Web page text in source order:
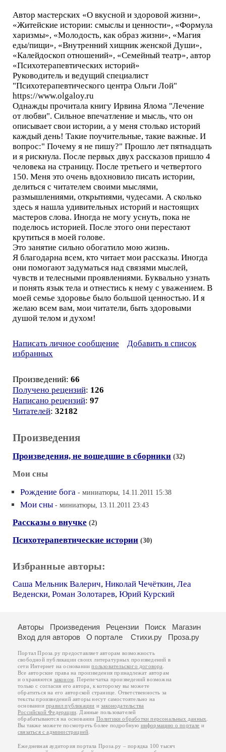
Автор мастерских «О вкусной и здоровой жизни»,
«Житейские истории: смыслы и ценности», «Формула
харизмы», «Молодость, как образ жизни», «Магия
еды/пищи», «Внутренний хищник женской Души»,
«Калейдоскоп отношений», «Семейный театр», автор
«Психотерапевтических историй»
Руководитель и ведущий специалист
"Психотерапевтического центра Ольги Лой"
https://www.olgaloy.ru
Однажды прочитала книгу Ирвина Ялома "Лечение
от любви". Сильное впечатление и мысль, что он
описывает свои истории, а у меня столько историй
каждый день! Такие поучительные, такие важные. И
вопрос:" Почему я не пишу?" Прошло лет пятнадцать
и я рискнула. После первых двух рассказов пришло 4
человека на страницу. После третьего и четвертого
150. Меня это очень вдохновило писать истории,
делиться с читателем своими мыслями,
размышлениями, открытиями, чудесами. А сколько
здесь я нашла удивительных историй и настоящих
мастеров слова. Иногда не могу уснуть, пока не
поделюсь историей. После этого они перестают
крутиться в моей голове.
Это занятие сильно обогатило мою жизнь.
Я благодарна всем, кто читает мои рассказы. Иногда
они помогают задуматься над связями мыслей,
чувств и телесными проявлениями. Буквально узнать
и понять язык тела и отнестись к нему с уважением. В
моей семье здоровье было большой ценностью. И я
желаю всем вам, мои читатели, быть здоровыми
душой телом и духом!
Написать личное сообщение
Добавить в список
избранных
Произведений: 66
Получено рецензий: 126
Написано рецензий: 97
Читателей: 32182
Произведения
Произведения, не вошедшие в сборники (32)
Мои сны
Рождение бога - миниатюры, 14.11.2011 15:38
Мои сны - миниатюры, 13.11.2011 23:43
Рассказы о внучке (2)
Психотерапевтические истории (30)
Избранные авторы:
Саша Мельник Валерич, Николай Чечёткин, Леа
Веденски, Роман Золотарев, Юрий Курский
Авторы Произведения Рецензии Поиск
Магазин
Вход для авторов
О портале Стихи.ру Проза.ру
Портал Проза.ру предоставляет авторам возможность
свободной публикации своих литературных произведений в
сети Интернет на основаниипользовательского договора
Все авторские права на произведения принадлежат авторам
и охраняются законом . Перепечатка произведений возможна
только с согласия его автора, к которому вы можете
обратиться на его авторской странице. Ответственность за
тексты произведений авторы несут самостоятельно на
основанииправил публикации изаконодательства
Российской Федерации . Данные пользователей
обрабатываются на основании Политики обработки персональных данных
Вы также можете посмотреть более подробную информацию о портале и
связаться с администрацией
Ежедневная аудитория портала Проза.ру – порядка 100 тысяч